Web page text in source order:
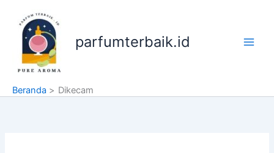
konten
parfumterbaik.id
Beranda Dikecam